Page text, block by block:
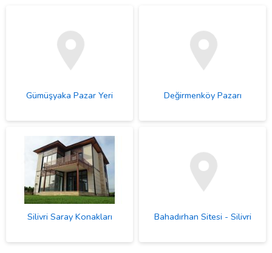
Gümüşyaka Pazar Yeri Değirmenköy Pazarı
Silivri Saray Konakları Bahadırhan Sitesi - Silivri